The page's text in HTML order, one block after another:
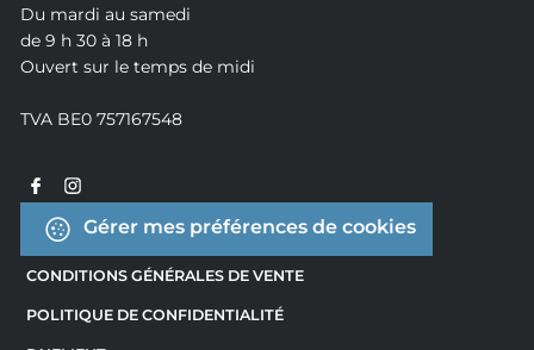
Du mardi au samedi
de 9 h 30 à 18 h
Ouvert sur le temps de midi
TVA BE0 757167548
Gérer mes préférences de cookies
CONDITIONS GÉNÉRALES DE VENTE
POLITIQUE DE CONFIDENTIALITÉ